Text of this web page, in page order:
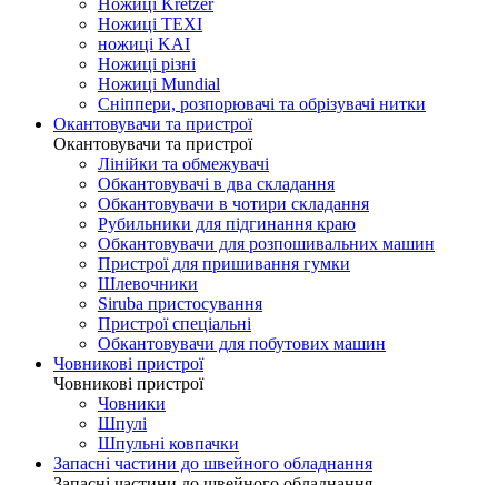
Ножиці Kretzer
Ножиці TEXI
ножиці KAI
Ножиці різні
Ножиці Mundial
Сніппери, розпорювачі та обрізувачі нитки
Окантовувачи та пристрої
Окантовувачи та пристрої
Лінійки та обмежувачі
Обкантовувачі в два складання
Обкантовувачи в чотири складання
Рубильники для підгинання краю
Обкантовувачи для розпошивальних машин
Пристрої для пришивання гумки
Шлевочники
Siruba пристосування
Пристрої спеціальні
Обкантовувачи для побутових машин
Човникові пристрої
Човникові пристрої
Човники
Шпулі
Шпульні ковпачки
Запасні частини до швейного обладнання